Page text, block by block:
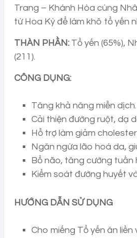
Trang – Khánh Hòa cùng
từ Hoa Kỳ để làm khô tổ yến
THÀN PHẦN: Tổ yến (65%),
(211).
CÔNG DỤNG:
Tăng khả năng miễn dịch.
Cải thiện đường ruột, dạ
Hỗ trợ làm giảm
Ngăn ngừa lão hoá da,
Bổ não, tăng cường tuần
Kiểm soát đường huyết
HƯỚNG DẪN SỬ DỤNG
Cho miếng Tổ yến ăn